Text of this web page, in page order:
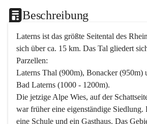
Beschreibung
Laterns ist das größte Seitental des
sich über ca. 15 km. Das Tal gliedert
Parzellen:
Laterns Thal (900m), Bonacker (950m)
Bad Laterns (1000 - 1200m).
Die jetzige Alpe Wies, auf der
war früher eine eigenständige Siedlung.
eine Schule und ein Gasthaus. Das